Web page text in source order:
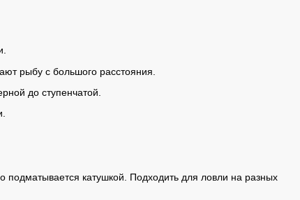
рыбу с большого расстояния.
до ступенчатой.
катушкой. Подходить для ловли на разных